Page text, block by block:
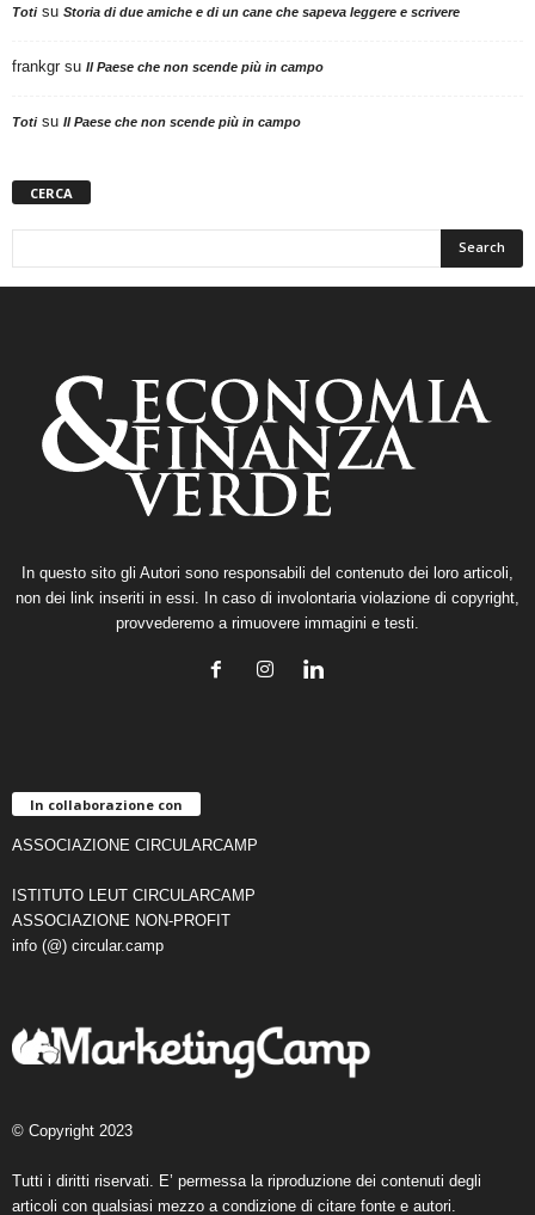
Totisu Storia di due amiche e di un cane che sapeva leggere e scrivere
frankgr su Il Paese che non scende più in campo
Totisu Il Paese che non scende più in campo
CERCA
In questo sito gli Autori sono responsabili del contenuto dei loro articoli,
non dei link inseriti in essi. In caso di involontaria violazione di copyright,
provvederemo a rimuovere immagini e testi.
In collaborazione con
ASSOCIAZIONE CIRCULARCAMP
ISTITUTO LEUT CIRCULARCAMP
ASSOCIAZIONE NON-PROFIT
info (@) circular.camp
© Copyright 2023
Tutti i diritti riservati. E’ permessa la riproduzione dei contenuti degli
articoli con qualsiasi mezzo a condizione di citare fonte e autori.